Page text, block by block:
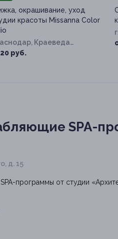
окрашивание, уход
красоты Missanna Color
Краеведа
ул, д. 6, к. 1
руб.
SPA-
д. 15